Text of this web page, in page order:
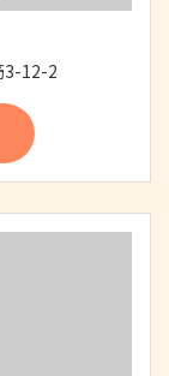
3-12-2